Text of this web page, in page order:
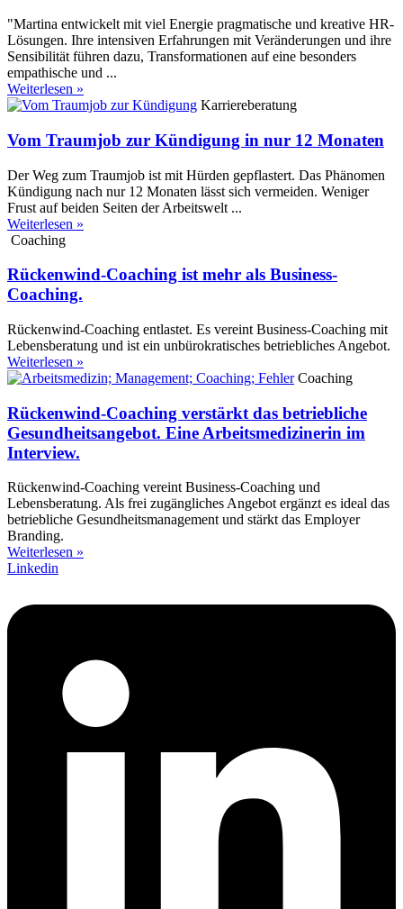
"Martina entwickelt mit viel Energie pragmatische und kreative HR-
Lösungen. Ihre intensiven Erfahrungen mit Veränderungen und ihre
Sensibilität führen dazu, Transformationen auf eine besonders
empathische und ...
Weiterlesen »
Karriereberatung
Vom Traumjob zur Kündigung in nur 12 Monaten
Der Weg zum Traumjob ist mit Hürden gepflastert. Das Phänomen
Kündigung nach nur 12 Monaten lässt sich vermeiden. Weniger
Frust auf beiden Seiten der Arbeitswelt ...
Weiterlesen »
Coaching
Rückenwind-Coaching ist mehr als Business-
Coaching.
Rückenwind-Coaching entlastet. Es vereint Business-Coaching mit
Lebensberatung und ist ein unbürokratisches betriebliches Angebot.
Weiterlesen »
Coaching
Rückenwind-Coaching verstärkt das betriebliche
Gesundheitsangebot. Eine Arbeitsmedizinerin im
Interview.
Rückenwind-Coaching vereint Business-Coaching und
Lebensberatung. Als frei zugängliches Angebot ergänzt es ideal das
betriebliche Gesundheitsmanagement und stärkt das Employer
Branding.
Weiterlesen »
Linkedin